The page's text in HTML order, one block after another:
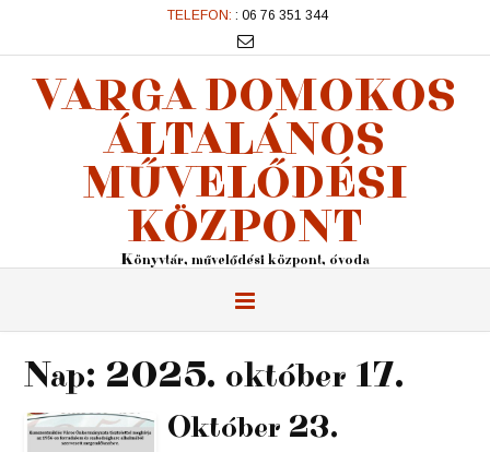
TELEFON: : 06 76 351 344
VARGA DOMOKOS
ÁLTALÁNOS
MŰVELŐDÉSI
KÖZPONT
Könyvtár, művelődési központ, óvoda
Nap: 2025. október 17.
Október 23.